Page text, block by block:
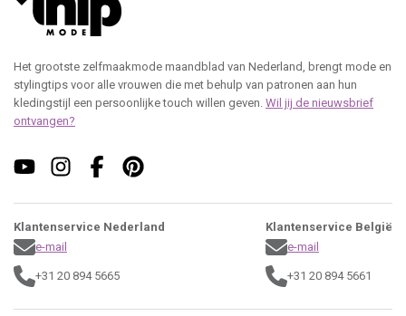
Het grootste zelfmaakmode maandblad van Nederland, brengt mode en
stylingtips voor alle vrouwen die met behulp van patronen aan hun
kledingstijl een persoonlijke touch willen geven. Wil jij de nieuwsbrief
ontvangen?
Klantenservice Nederland
e-mail
+31 20 894 5665
Klantenservice België
e-mail
+31 20 894 5661